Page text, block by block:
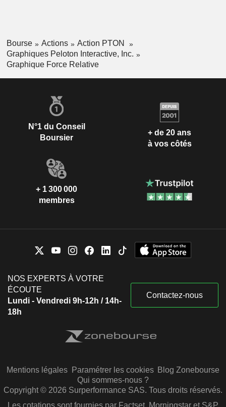
Bourse Actions
Action PTON
Graphiques Peloton Interactive, Inc.
Graphique Force Relative
N°1 du Conseil
Boursier
+ de 20 ans
à vos côtés
+ 1 300 000
membres
NOS EXPERTS À VOTRE
ÉCOUTE
Lundi - Vendredi 9h-12h / 14h-
18h
Contactez-nous
Mentions légales Paramétrer les cookies Blog Zonebourse
Qui sommes-nous ?
Copyright © 2026 Surperformance SAS. Tous droits réservés.
Les cotations sont fournies par Factset, Morningstar et S&P